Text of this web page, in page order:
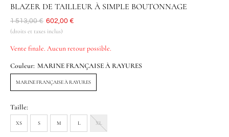
BLAZER DE TAILLEUR À SIMPLE BOUTONNAGE
Était
1 513,00 € Aujourd'hui
602,00 €
(droits et taxes inclus)
Vente finale. Aucun retour possible.
Couleur: MARINE FRANÇAISE À RAYURES
MARINE FRANÇAISE À RAYURES
Taille:
XS S M L XL